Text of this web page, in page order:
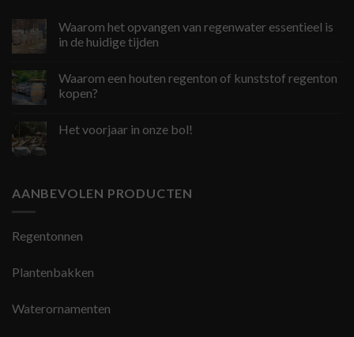
Waarom het opvangen van regenwater essentieel is
in de huidige tijden
Waarom een houten regenton of kunststof regenton
kopen?
Het voorjaar in onze bol!
AANBEVOLEN PRODUCTEN
Regentonnen
Plantenbakken
Waterornamenten